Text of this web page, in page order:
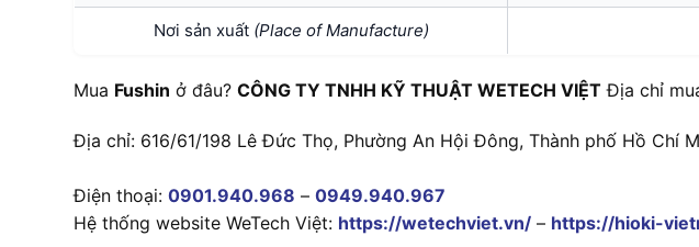
Nơi sản xuất (Place of Manufacture)
Mua Fushin ở đâu? CÔNG TY TNHH KỸ THUẬT WETECH VIỆT Địa chỉ
Địa chỉ: 616/61/198 Lê Đức Thọ, Phường An Hội Đông, Thành phố Hồ Chí
Điện thoại: 0901.940.968 – 0949.940.967
Hệ thống website WeTech Việt: https://wetechviet.vn/ – https://hioki-